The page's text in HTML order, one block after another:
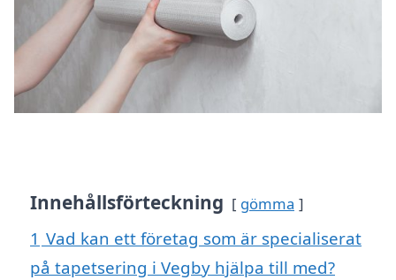
Innehållsförteckning gömma
1 Vad kan ett företag som är specialiserat
på tapetsering i Vegby hjälpa till med?